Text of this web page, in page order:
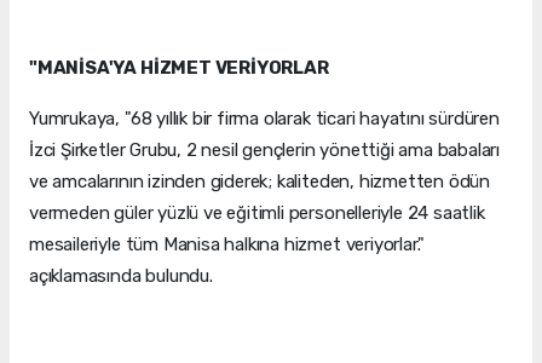
"MANİSA'YA HİZMET VERİYORLAR
Yumrukaya, "68 yıllık bir firma olarak ticari hayatını sürdüren
İzci Şirketler Grubu, 2 nesil gençlerin yönettiği ama babaları
ve amcalarının izinden giderek; kaliteden, hizmetten ödün
vermeden güler yüzlü ve eğitimli personelleriyle 24 saatlik
mesaileriyle tüm Manisa halkına hizmet veriyorlar."
açıklamasında bulundu.